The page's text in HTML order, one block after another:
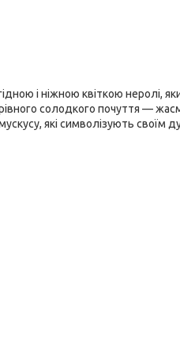
і ніжною квіткою неролі,
солодкого почуття —
мускусу, які символізують